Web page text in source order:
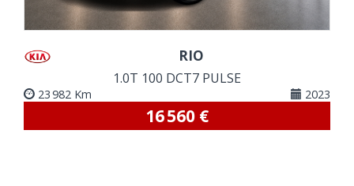
RIO
1.0T 100 DCT7 PULSE
23 982 Km 2023
16 560 €